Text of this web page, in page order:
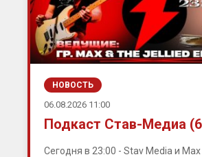
НОВОСТЬ
06.08.2026 11:00
Подкаст Став-Медиа
Сегодня в 23:00 - Stav Media и